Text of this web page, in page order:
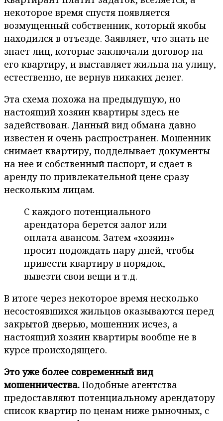
некоторое время спустя появляется
возмущенный собственник, который якобы
находился в отъезде. Заявляет, что знать не
знает лиц, которые заключали договор на
его квартиру, и выставляет жильца на улицу,
естественно, не вернув никаких денег.
Эта схема похожа на предыдущую, но
настоящий хозяин квартиры здесь не
задействован. Данный вид обмана давно
известен и очень распространен. Мошенник
снимает квартиру, подделывает документы
на нее и собственный паспорт, и сдает в
аренду по привлекательной цене сразу
нескольким лицам.
С каждого потенциального
арендатора берется залог или
оплата авансом. Затем «хозяин»
просит подождать пару дней, чтобы
привести квартиру в порядок,
вывезти свои вещи и т.д.
В итоге через некоторое время несколько
несостоявшихся жильцов оказываются перед
закрытой дверью, мошенник исчез, а
настоящий хозяин квартиры вообще не в
курсе происходящего.
Это уже более современный вид
мошенничества. Подобные агентства
предоставляют потенциальному арендатору
список квартир по ценам ниже рыночных, с